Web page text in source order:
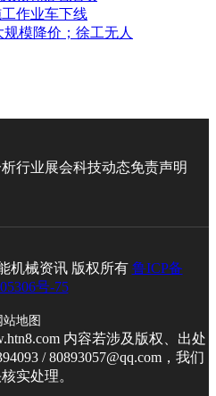
作业车下线
模降价；徐工无人
行业展会科技动态免责声明
机械资讯 版权所有 鲁ICP备
号-75
站地图
内容若涉及版权、出处
/ 80893057@qq.com，我们
实处理。